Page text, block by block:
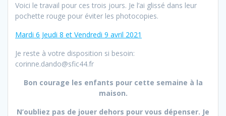
Voici le travail pour ces trois jours. Je l’ai glissé dans leur
pochette rouge pour éviter les photocopies.
Mardi 6 Jeudi 8 et Vendredi 9 avril 2021
Je reste à votre disposition si besoin:
corinne.dando@sfic44.fr
Bon courage les enfants pour cette semaine à la
maison.
N’oubliez pas de jouer dehors pour vous dépenser. Je